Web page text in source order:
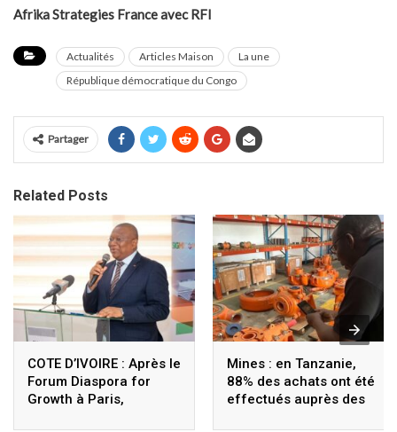
Afrika Strategies France avec RFI
Actualités Articles Maison
La une
République démocratique du Congo
Partager
Related Posts
COTE D’IVOIRE : Après le
Forum Diaspora for
Growth à Paris,
Mines : en Tanzanie,
88% des achats ont été
effectués auprès des